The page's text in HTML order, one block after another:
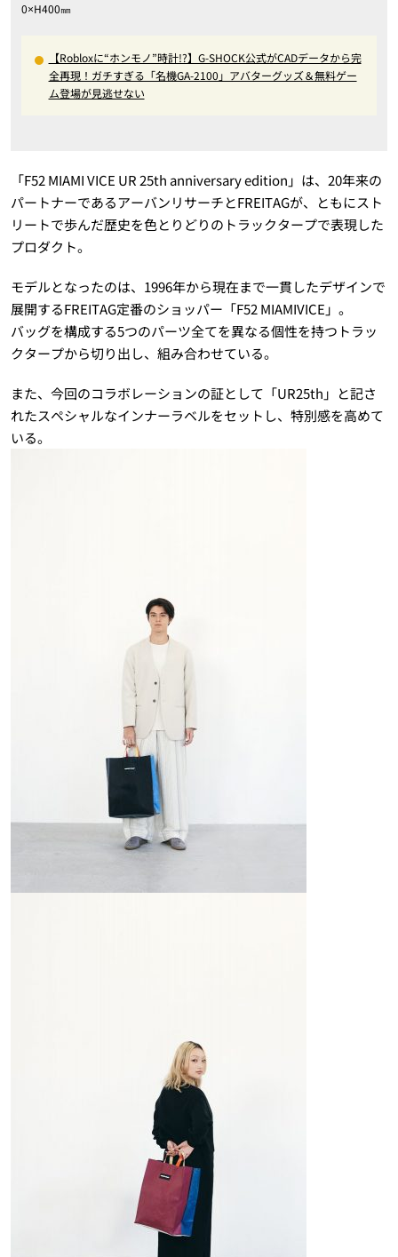
0×H400㎜
【Robloxに“ホンモノ”時計!?】G-SHOCK公式がCADデータから完
全再現！ガチすぎる「名機GA-2100」アバターグッズ＆無料ゲー
ム登場が見逃せない
「F52 MIAMI VICE UR 25th anniversary edition」は、20年来の
パートナーであるアーバンリサーチとFREITAGが、ともにスト
リートで歩んだ歴史を色とりどりのトラックタープで表現した
プロダクト。
モデルとなったのは、1996年から現在まで一貫したデザインで
展開するFREITAG定番のショッパー「F52 MIAMIVICE」。
バッグを構成する5つのパーツ全てを異なる個性を持つトラッ
クタープから切り出し、組み合わせている。
また、今回のコラボレーションの証として「UR25th」と記さ
れたスペシャルなインナーラベルをセットし、特別感を高めて
いる。